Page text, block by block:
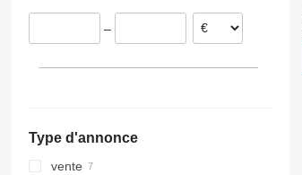
–
Type d'annonce
vente